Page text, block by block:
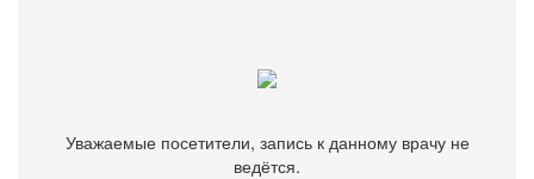
Уважаемые посетители, запись к данному врачу не
ведётся.